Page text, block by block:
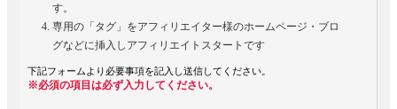
す。
専用の「タグ」をアフィリエイター様のホームページ・ブロ
グなどに挿入しアフィリエイトスタートです
下記フォームより必要事項を記入し送信してください。
※必須の項目は必ず入力してください。